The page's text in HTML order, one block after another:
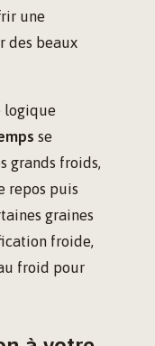
une
des beaux
logique
se
grands froids,
repos puis
graines
froide,
froid pour